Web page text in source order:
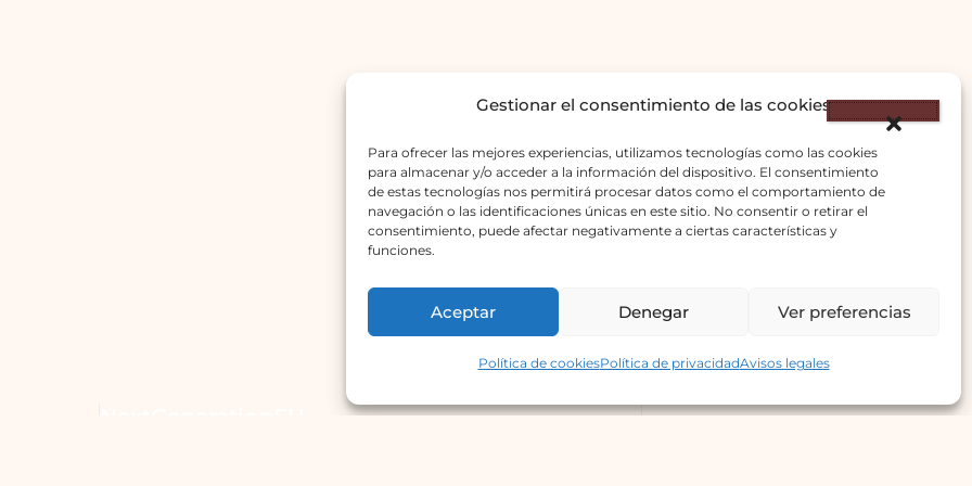
Gestionar el consentimiento de las cookies
Para ofrecer las mejores experiencias, utilizamos tecnologías como las cookies
para almacenar y/o acceder a la información del dispositivo. El consentimiento
de estas tecnologías nos permitirá procesar datos como el comportamiento de
navegación o las identificaciones únicas en este sitio. No consentir o retirar el
consentimiento, puede afectar negativamente a ciertas características y
funciones.
Aceptar Denegar Ver preferencias
Política de cookiesPolítica de privacidadAvisos legales